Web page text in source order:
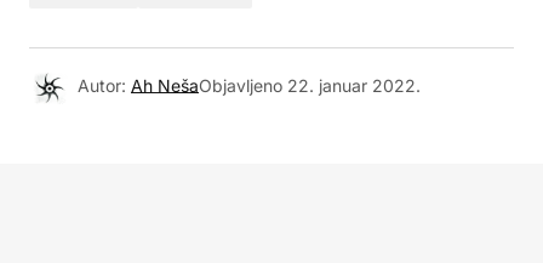
Autor: Ah NešaObjavljeno 22. januar 2022.